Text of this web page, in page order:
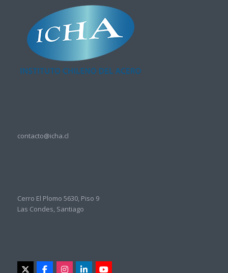
contacto@icha.cl
Cerro El Plomo 5630, Piso 9
Las Condes, Santiago